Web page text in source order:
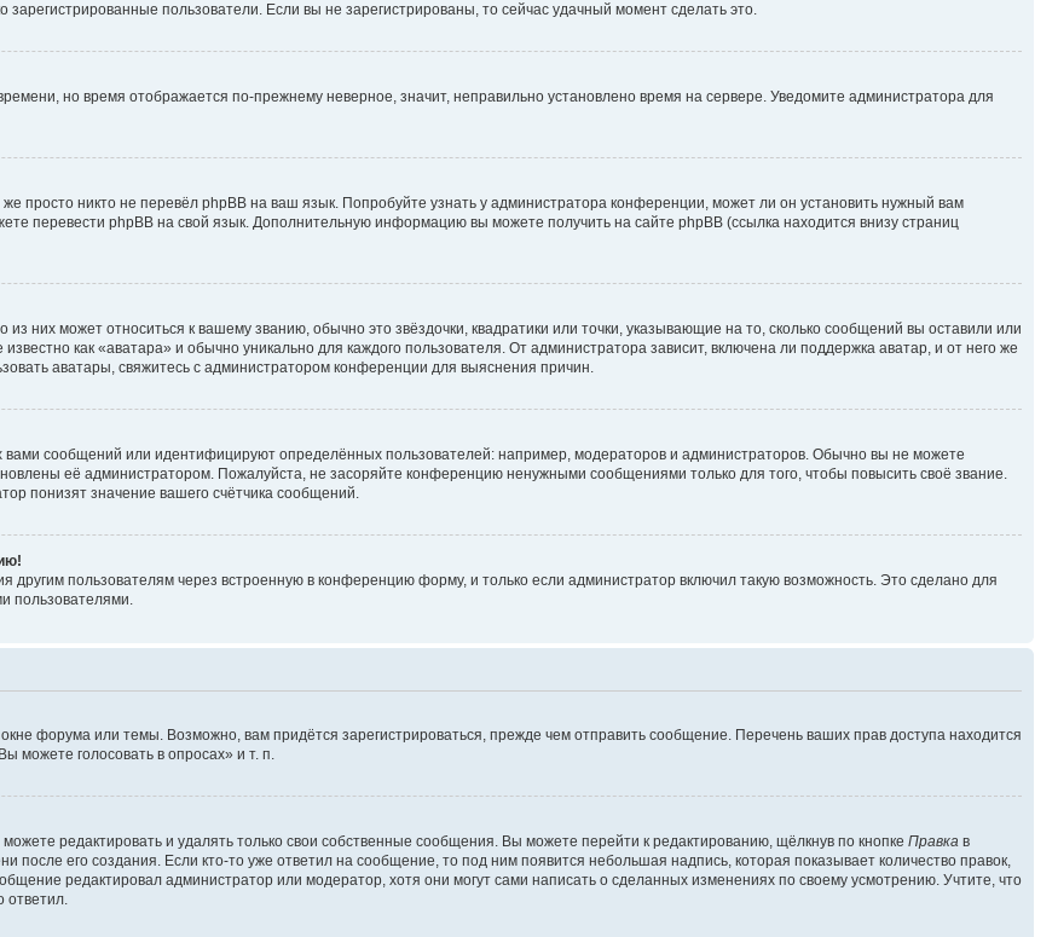
зарегистрированные пользователи. Если вы не зарегистрированы, то сейчас удачный момент сделать это.
но время отображается по-прежнему неверное, значит, неправильно установлено время на сервере. Уведомите администратора для
просто никто не перевёл phpBB на ваш язык. Попробуйте узнать у администратора конференции, может ли он установить нужный вам
перевести phpBB на свой язык. Дополнительную информацию вы можете получить на сайте phpBB (ссылка находится внизу страниц
них может относиться к вашему званию, обычно это звёздочки, квадратики или точки, указывающие на то, сколько сообщений вы оставили или
как «аватара» и обычно уникально для каждого пользователя. От администратора зависит, включена ли поддержка аватар, и от него же
аватары, свяжитесь с администратором конференции для выяснения причин.
сообщений или идентифицируют определённых пользователей: например, модераторов и администраторов. Обычно вы не можете
её администратором. Пожалуйста, не засоряйте конференцию ненужными сообщениями только для того, чтобы повысить своё звание.
понизят значение вашего счётчика сообщений.
другим пользователям через встроенную в конференцию форму, и только если администратор включил такую возможность. Это сделано для
пользователями.
форума или темы. Возможно, вам придётся зарегистрироваться, прежде чем отправить сообщение. Перечень ваших прав доступа находится
голосовать в опросах» и т. п.
редактировать и удалять только свои собственные сообщения. Вы можете перейти к редактированию, щёлкнув по кнопке Правка в
после его создания. Если кто-то уже ответил на сообщение, то под ним появится небольшая надпись, которая показывает количество правок,
редактировал администратор или модератор, хотя они могут сами написать о сделанных изменениях по своему усмотрению. Учтите, что
ответил.